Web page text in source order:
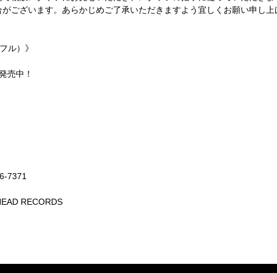
ございます。あらかじめご了承いただきますよう宜しくお願い申し上
ル）》
売中！
7371
RECORDS